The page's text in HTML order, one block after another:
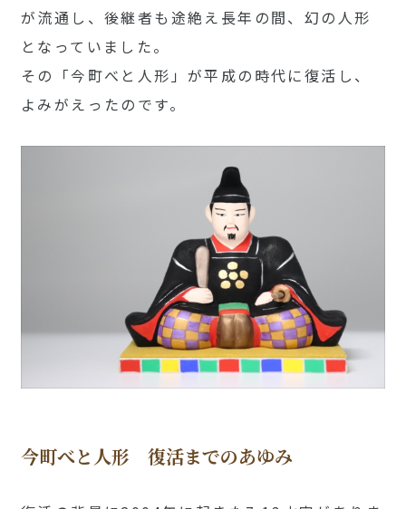
が流通し、後継者も途絶え長年の間、幻の人形
となっていました。
その「今町べと人形」が平成の時代に復活し、
よみがえったのです。
今町べと人形 復活までのあゆみ